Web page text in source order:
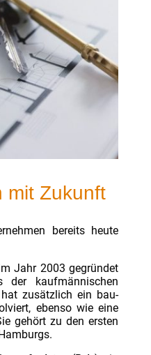
mit Zukunft
bereits heute
Jahr 2003 gegründet
der kaufmännischen
zusätzlich ein bau-
ebenso wie eine
gehört zu den ersten